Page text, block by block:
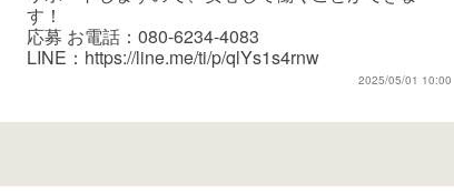
す！
応募 お電話：080-6234-4083
LINE：https://line.me/ti/p/qlYs1s4rnw
2025/05/01 10:00